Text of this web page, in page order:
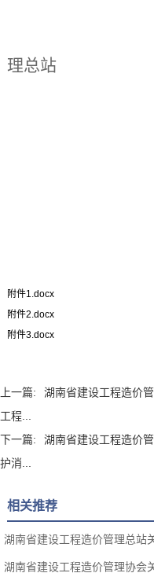
湖南省建
理总站
附件1.docx
附件2.docx
附件3.docx
上一篇:
湖南省建设工程造价
工程...
下一篇:
湖南省建设工程造价
护消...
相关推荐
湖南省建设工程造价管理总站
湖南省建设工程造价管理协会